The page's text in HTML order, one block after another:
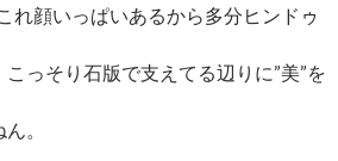
れ顔いっぱいあるから多分ヒンドゥ
っそり石版で支えてる辺りに”美”を
。